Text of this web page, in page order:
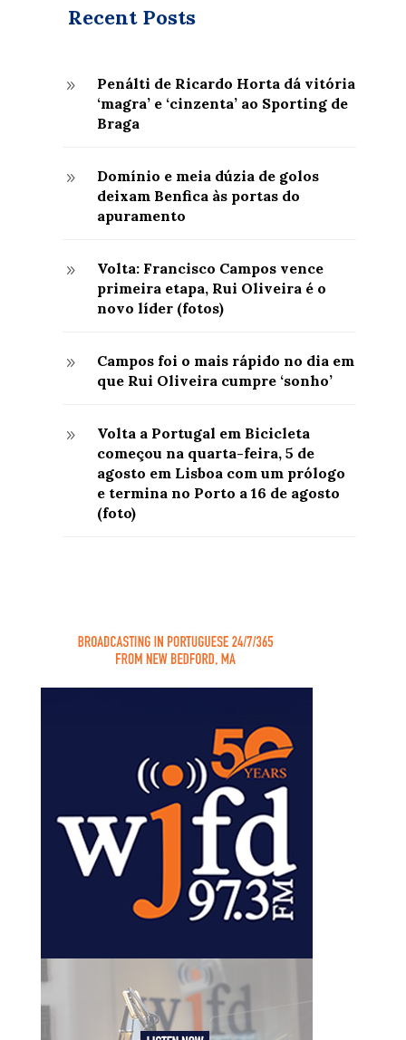
Recent Posts
9
Penálti de Ricardo Horta dá vitória
‘magra’ e ‘cinzenta’ ao Sporting de
Braga
9
Domínio e meia dúzia de golos
deixam Benfica às portas do
apuramento
9
Volta: Francisco Campos vence
primeira etapa, Rui Oliveira é o
novo líder (fotos)
9
Campos foi o mais rápido no dia em
que Rui Oliveira cumpre ‘sonho’
9
Volta a Portugal em Bicicleta
começou na quarta-feira, 5 de
agosto em Lisboa com um prólogo
e termina no Porto a 16 de agosto
(foto)